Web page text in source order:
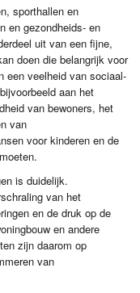
sporthallen en
en gezondheids- en
uit van een fijne,
doen die belangrijk voor
een veelheid van sociaal-
aan het
van bewoners, het
van
voor kinderen en de
is duidelijk.
van het
en de druk op de
en andere
zijn daarom op
van